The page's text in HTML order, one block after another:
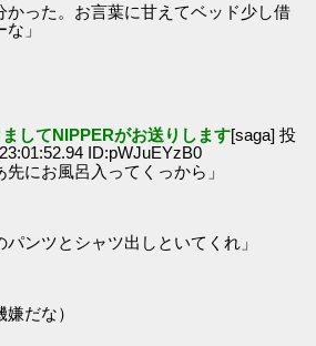
かった。お言葉に甘えてベッド少し借
」
してNIPPERがお送りします[saga] 投
ID:pWJuEYzB0
にお風呂入ってくっから」
ンツとシャツ出しといてくれ」
だな）